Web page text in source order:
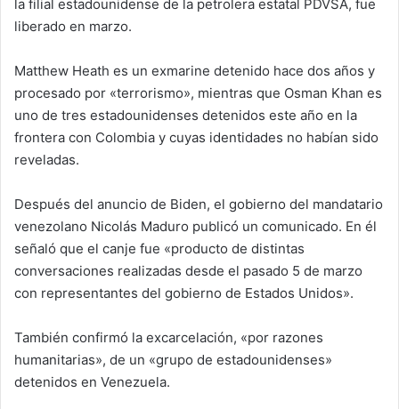
la filial estadounidense de la petrolera estatal PDVSA, fue
liberado en marzo.
Matthew Heath es un exmarine detenido hace dos años y
procesado por «terrorismo», mientras que Osman Khan es
uno de tres estadounidenses detenidos este año en la
frontera con Colombia y cuyas identidades no habían sido
reveladas.
Después del anuncio de Biden, el gobierno del mandatario
venezolano Nicolás Maduro publicó un comunicado. En él
señaló que el canje fue «producto de distintas
conversaciones realizadas desde el pasado 5 de marzo
con representantes del gobierno de Estados Unidos».
También confirmó la excarcelación, «por razones
humanitarias», de un «grupo de estadounidenses»
detenidos en Venezuela.